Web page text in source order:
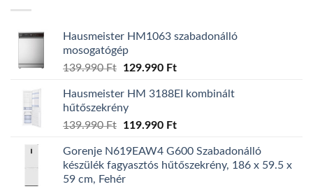
Hausmeister HM1063 szabadonálló
mosogatógép
139.990Ft
Original
was:
139.990 Ft.
129.990 FtCurrent
is:
Hausmeister HM 3188EI kombinált
hűtőszekrény
139.990Ft
Original
was:
139.990 Ft.
119.990 FtCurrent
is:
119.990 Ft.
Gorenje N619EAW4 G600 Szabadonálló
készülék fagyasztós hűtőszekrény, 186 x 59.5 x
59 cm, Fehér